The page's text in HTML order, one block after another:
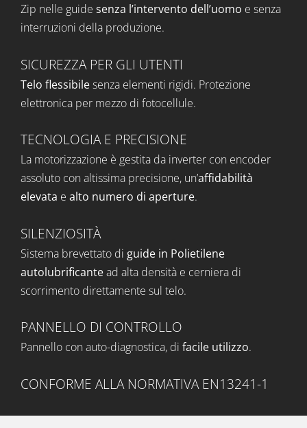
Zip nelle guide senza l’intervento dell’uomo e senza
interruzioni della produzione.
SICUREZZA PER GLI UTENTI
Telo flessibilesenza elementi rigidi. Protezione
elettronica per mezzo di fotocellule.
TECNOLOGIA E PRECISIONE
La motorizzazione è gestita da inverter con encoder
assoluto con altissima precisione, un’affidabilità
elevata e alto numero di aperture.
SILENZIOSITÀ
Sistema brevettato di guide in Polietilene
autolubrificantead alta densità e cerniera di
scorrimento direttamente sul telo.
PANNELLO DI CONTROLLO
Pannello con auto-diagnostica, di facile utilizzo.
CONFORME ALLA NORMATIVA EN13241-1